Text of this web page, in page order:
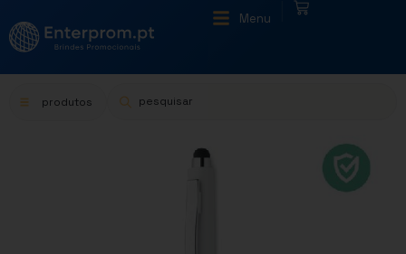
Menu
produtos